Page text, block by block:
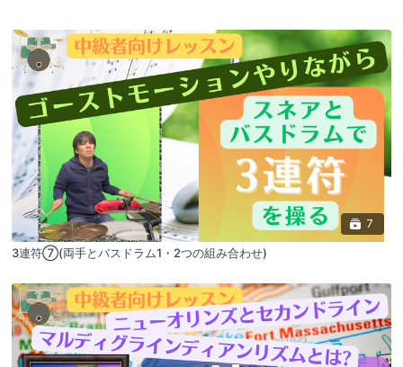
7
3連符⑦(両手とバスドラム1・2つの組み合わせ)